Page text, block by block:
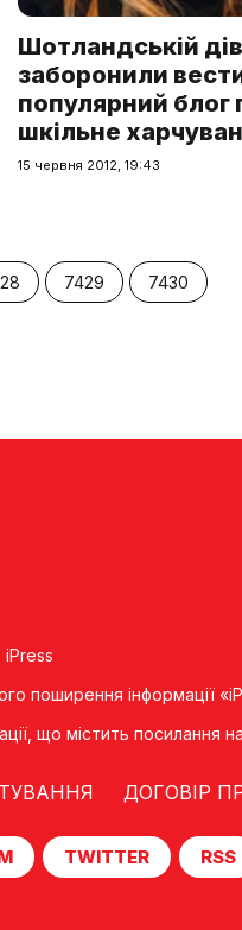
Шотландській
заборонили
популярний блог
шкільне
15 червня 2012, 19:43
7429 7430
поширення інформації
що мiстить посилання
ДОГОВІР
TWITTER RSS